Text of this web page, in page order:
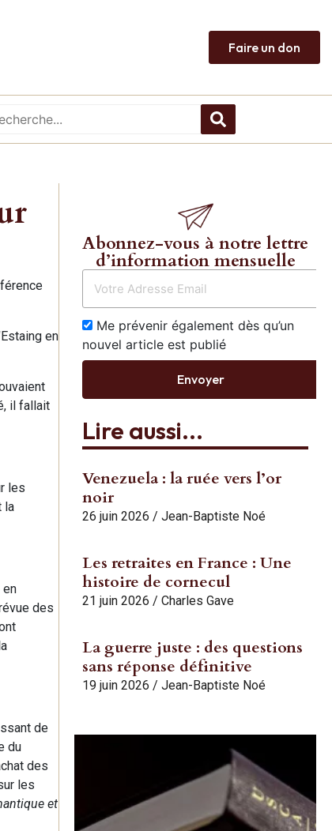
Faire un don
en
il fallait
les
la
en
des
de
du
des
les
et
Abonnez-vous à notre lettre
d’information mensuelle
Me prévenir également dès qu’un
nouvel article est publié
Envoyer
Lire aussi...
Venezuela : la ruée vers l’or
noir
26 juin 2026 / Jean-Baptiste Noé
Les retraites en France : Une
histoire de cornecul
21 juin 2026 / Charles Gave
La guerre juste : des questions
sans réponse définitive
19 juin 2026 / Jean-Baptiste Noé